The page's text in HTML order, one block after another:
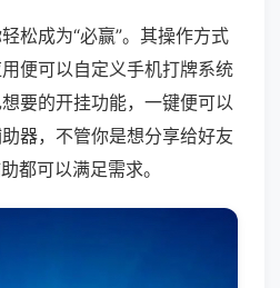
松成为“必赢”。其操作方式
便可以自定义手机打牌系统
要的开挂功能，一键便可以
器，不管你是想分享给好友
都可以满足需求。